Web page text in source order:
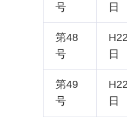
号
日
第48
号
日
第49
号
日